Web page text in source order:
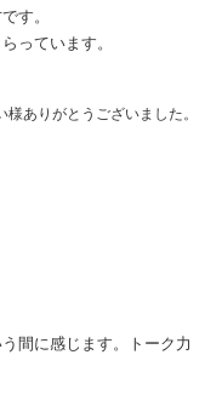
す。
っています。
ありがとうございました。
間に感じます。トーク力